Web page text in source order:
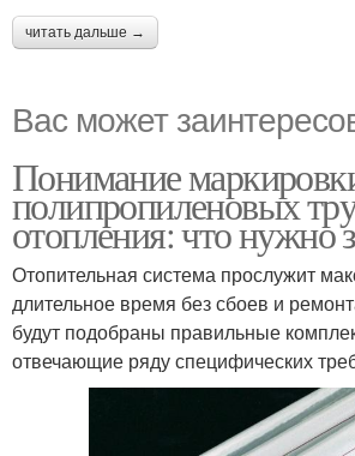
читать дальше →
Вас может
Понимание
полипропиленовых
отопления: что нужно
Отопительная система прослужит
длительное время без сбоев и
будут подобраны правильные
отвечающие ряду специфических